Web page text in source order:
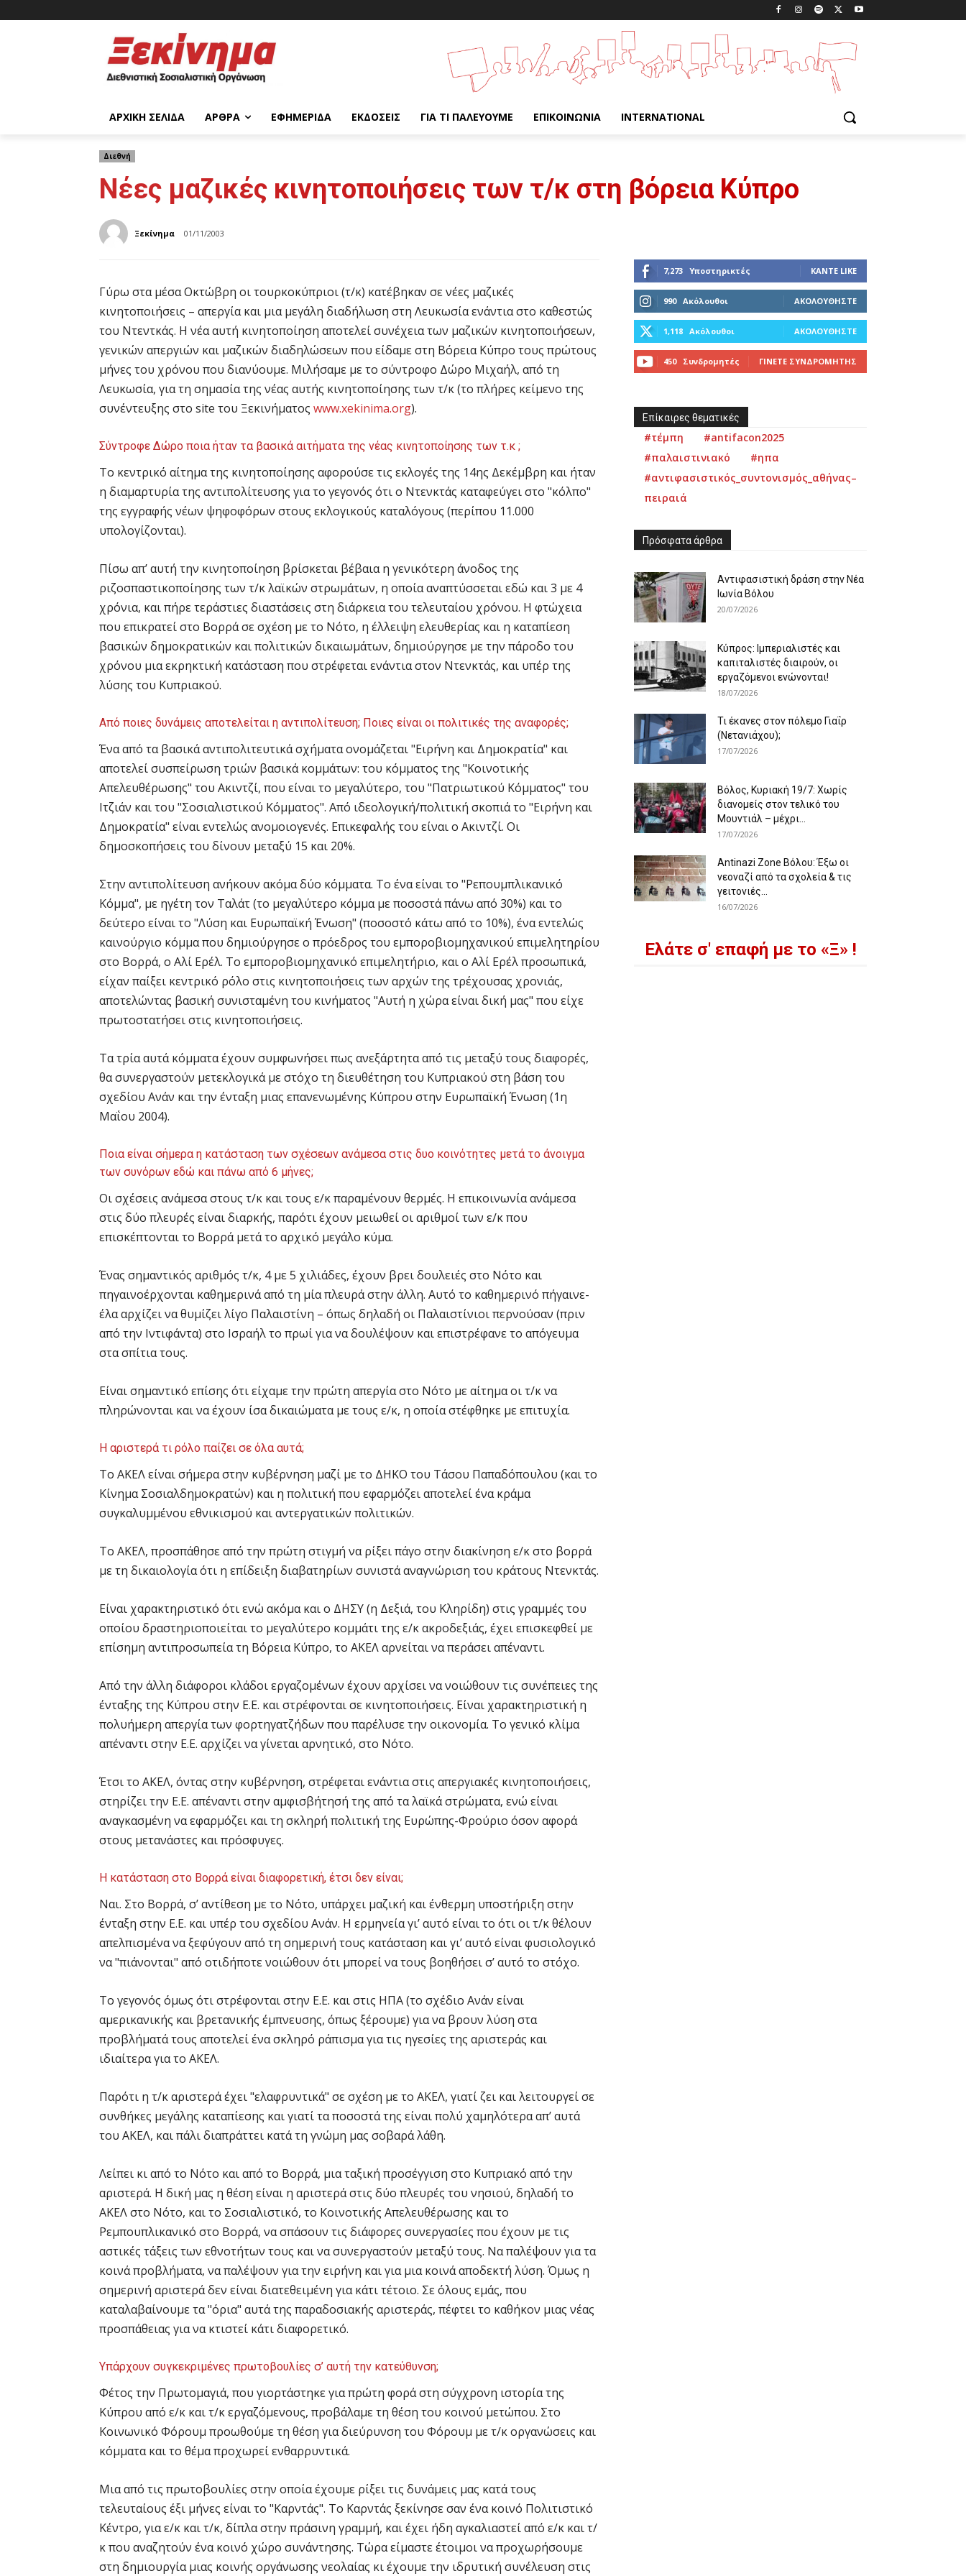
ΑΡΧΙΚΉ ΣΕΛΊΔΑ ΆΡΘΡΑ ΕΦΗΜΕΡΊΔΑ ΕΚΔΌΣΕΙΣ ΓΙΑ ΤΙ ΠΑΛΕΎΟΥΜΕ ΕΠΙΚΟΙΝΩΝΊΑ INTERNATIONAL
Διεθνή
Νέες μαζικές κινητοποιήσεις των τ/κ στη βόρεια Κύπρο
Ξεκίνημα 01/11/2003
Γύρω στα μέσα Οκτώβρη οι τουρκοκύπριοι (τ/κ) κατέβηκαν σε νέες μαζικές
κινητοποιήσεις – απεργία και μια μεγάλη διαδήλωση στη Λευκωσία ενάντια στο καθεστώς
του Ντεντκάς. Η νέα αυτή κινητοποίηση αποτελεί συνέχεια των μαζικών κινητοποιήσεων,
γενικών απεργιών και μαζικών διαδηλώσεων που είδαμε στη Βόρεια Κύπρο τους πρώτους
μήνες του χρόνου που διανύουμε. Μιλήσαμε με το σύντροφο Δώρο Μιχαήλ, από τη
Λευκωσία, για τη σημασία της νέας αυτής κινητοποίησης των τ/κ (το πλήρες κείμενο της
συνέντευξης στο site του Ξεκινήματος www.xekinima.org).
Σύντροφε Δώρο ποια ήταν τα βασικά αιτήματα της νέας κινητοποίησης των τ.κ ;
Το κεντρικό αίτημα της κινητοποίησης αφορούσε τις εκλογές της 14ης Δεκέμβρη και ήταν
η διαμαρτυρία της αντιπολίτευσης για το γεγονός ότι ο Ντενκτάς καταφεύγει στο "κόλπο"
της εγγραφής νέων ψηφοφόρων στους εκλογικούς καταλόγους (περίπου 11.000
υπολογίζονται).
Πίσω απ’ αυτή την κινητοποίηση βρίσκεται βέβαια η γενικότερη άνοδος της
ριζοσπαστικοποίησης των τ/κ λαϊκών στρωμάτων, η οποία αναπτύσσεται εδώ και 3 με 4
χρόνια, και πήρε τεράστιες διαστάσεις στη διάρκεια του τελευταίου χρόνου. Η φτώχεια
που επικρατεί στο Βορρά σε σχέση με το Νότο, η έλλειψη ελευθερίας και η καταπίεση
βασικών δημοκρατικών και πολιτικών δικαιωμάτων, δημιούργησε με την πάροδο του
χρόνου μια εκρηκτική κατάσταση που στρέφεται ενάντια στον Ντενκτάς, και υπέρ της
λύσης του Κυπριακού.
Από ποιες δυνάμεις αποτελείται η αντιπολίτευση; Ποιες είναι οι πολιτικές της αναφορές;
Ένα από τα βασικά αντιπολιτευτικά σχήματα ονομάζεται "Ειρήνη και Δημοκρατία" και
αποτελεί συσπείρωση τριών βασικά κομμάτων: του κόμματος της "Κοινοτικής
Απελευθέρωσης" του Ακιντζί, που είναι το μεγαλύτερο, του "Πατριωτικού Κόμματος" του
Iτζιάν και του "Σοσιαλιστικού Κόμματος". Από ιδεολογική/πολιτική σκοπιά το "Ειρήνη και
Δημοκρατία" είναι εντελώς ανομοιογενές. Επικεφαλής του είναι ο Ακιντζί. Oι
δημοσκοπήσεις του δίνουν μεταξύ 15 και 20%.
Στην αντιπολίτευση ανήκουν ακόμα δύο κόμματα. Το ένα είναι το "Ρεπουμπλικανικό
Κόμμα", με ηγέτη τον Ταλάτ (το μεγαλύτερο κόμμα με ποσοστά πάνω από 30%) και το
δεύτερο είναι το "Λύση και Ευρωπαϊκή Ένωση" (ποσοστό κάτω από το 10%), ένα εντελώς
καινούργιο κόμμα που δημιούργησε ο πρόεδρος του εμποροβιομηχανικού επιμελητηρίου
στο Βορρά, ο Αλί Ερέλ. Το εμποροβιομηχανικό επιμελητήριο, και ο Αλί Ερέλ προσωπικά,
είχαν παίξει κεντρικό ρόλο στις κινητοποιήσεις των αρχών της τρέχουσας χρονιάς,
αποτελώντας βασική συνισταμένη του κινήματος "Αυτή η χώρα είναι δική μας" που είχε
πρωτοστατήσει στις κινητοποιήσεις.
Τα τρία αυτά κόμματα έχουν συμφωνήσει πως ανεξάρτητα από τις μεταξύ τους διαφορές,
θα συνεργαστούν μετεκλογικά με στόχο τη διευθέτηση του Kυπριακού στη βάση του
σχεδίου Aνάν και την ένταξη μιας επανενωμένης Kύπρου στην Eυρωπαϊκή Ένωση (1η
Mαΐου 2004).
Ποια είναι σήμερα η κατάσταση των σχέσεων ανάμεσα στις δυο κοινότητες μετά το άνοιγμα
των συνόρων εδώ και πάνω από 6 μήνες;
Οι σχέσεις ανάμεσα στους τ/κ και τους ε/κ παραμένουν θερμές. Η επικοινωνία ανάμεσα
στις δύο πλευρές είναι διαρκής, παρότι έχουν μειωθεί οι αριθμοί των ε/κ που
επισκέπτονται το Βορρά μετά το αρχικό μεγάλο κύμα.
Ένας σημαντικός αριθμός τ/κ, 4 με 5 χιλιάδες, έχουν βρει δουλειές στο Νότο και
πηγαινοέρχονται καθημερινά από τη μία πλευρά στην άλλη. Αυτό το καθημερινό πήγαινε-
έλα αρχίζει να θυμίζει λίγο Παλαιστίνη – όπως δηλαδή οι Παλαιστίνιοι περνούσαν (πριν
από την Ιντιφάντα) στο Ισραήλ το πρωί για να δουλέψουν και επιστρέφανε το απόγευμα
στα σπίτια τους.
Είναι σημαντικό επίσης ότι είχαμε την πρώτη απεργία στο Νότο με αίτημα οι τ/κ να
πληρώνονται και να έχουν ίσα δικαιώματα με τους ε/κ, η οποία στέφθηκε με επιτυχία.
Η αριστερά τι ρόλο παίζει σε όλα αυτά;
Το ΑΚΕΛ είναι σήμερα στην κυβέρνηση μαζί με το ΔΗΚΟ του Τάσου Παπαδόπουλου (και το
Κίνημα Σοσιαλδημοκρατών) και η πολιτική που εφαρμόζει αποτελεί ένα κράμα
συγκαλυμμένου εθνικισμού και αντεργατικών πολιτικών.
Το ΑΚΕΛ, προσπάθησε από την πρώτη στιγμή να ρίξει πάγο στην διακίνηση ε/κ στο βορρά
με τη δικαιολογία ότι η επίδειξη διαβατηρίων συνιστά αναγνώριση του κράτους Nτενκτάς.
Είναι χαρακτηριστικό ότι ενώ ακόμα και ο ΔΗΣΥ (η Δεξιά, του Κληρίδη) στις γραμμές του
οποίου δραστηριοποιείται το μεγαλύτερο κομμάτι της ε/κ ακροδεξιάς, έχει επισκεφθεί με
επίσημη αντιπροσωπεία τη Βόρεια Κύπρο, το ΑΚΕΛ αρνείται να περάσει απέναντι.
Από την άλλη διάφοροι κλάδοι εργαζομένων έχουν αρχίσει να νοιώθουν τις συνέπειες της
ένταξης της Κύπρου στην Ε.Ε. και στρέφονται σε κινητοποιήσεις. Είναι χαρακτηριστική η
πολυήμερη απεργία των φορτηγατζήδων που παρέλυσε την οικονομία. Το γενικό κλίμα
απέναντι στην Ε.Ε. αρχίζει να γίνεται αρνητικό, στο Νότο.
Έτσι το ΑΚΕΛ, όντας στην κυβέρνηση, στρέφεται ενάντια στις απεργιακές κινητοποιήσεις,
στηρίζει την Ε.Ε. απέναντι στην αμφισβήτησή της από τα λαϊκά στρώματα, ενώ είναι
αναγκασμένη να εφαρμόζει και τη σκληρή πολιτική της Eυρώπης-Φρούριο όσον αφορά
στους μετανάστες και πρόσφυγες.
Η κατάσταση στο Βορρά είναι διαφορετική, έτσι δεν είναι;
Ναι. Στο Βορρά, σ’ αντίθεση με το Νότο, υπάρχει μαζική και ένθερμη υποστήριξη στην
ένταξη στην Ε.Ε. και υπέρ του σχεδίου Ανάν. Η ερμηνεία γι’ αυτό είναι το ότι οι τ/κ θέλουν
απελπισμένα να ξεφύγουν από τη σημερινή τους κατάσταση και γι’ αυτό είναι φυσιολογικό
να "πιάνονται" από οτιδήποτε νοιώθουν ότι μπορεί να τους βοηθήσει σ’ αυτό το στόχο.
Το γεγονός όμως ότι στρέφονται στην Ε.Ε. και στις ΗΠΑ (το σχέδιο Ανάν είναι
αμερικανικής και βρετανικής έμπνευσης, όπως ξέρουμε) για να βρουν λύση στα
προβλήματά τους αποτελεί ένα σκληρό ράπισμα για τις ηγεσίες της αριστεράς και
ιδιαίτερα για το ΑΚΕΛ.
Παρότι η τ/κ αριστερά έχει "ελαφρυντικά" σε σχέση με το ΑΚΕΛ, γιατί ζει και λειτουργεί σε
συνθήκες μεγάλης καταπίεσης και γιατί τα ποσοστά της είναι πολύ χαμηλότερα απ’ αυτά
του ΑΚΕΛ, και πάλι διαπράττει κατά τη γνώμη μας σοβαρά λάθη.
Λείπει κι από το Νότο και από το Βορρά, μια ταξική προσέγγιση στο Κυπριακό από την
αριστερά. Η δική μας η θέση είναι η αριστερά στις δύο πλευρές του νησιού, δηλαδή το
ΑΚΕΛ στο Νότο, και το Σοσιαλιστικό, το Κοινοτικής Απελευθέρωσης και το
Ρεμπουπλικανικό στο Βορρά, να σπάσουν τις διάφορες συνεργασίες που έχουν με τις
αστικές τάξεις των εθνοτήτων τους και να συνεργαστούν μεταξύ τους. Να παλέψουν για τα
κοινά προβλήματα, να παλέψουν για την ειρήνη και για μια κοινά αποδεκτή λύση. Όμως η
σημερινή αριστερά δεν είναι διατεθειμένη για κάτι τέτοιο. Σε όλους εμάς, που
καταλαβαίνουμε τα "όρια" αυτά της παραδοσιακής αριστεράς, πέφτει το καθήκον μιας νέας
προσπάθειας για να κτιστεί κάτι διαφορετικό.
Υπάρχουν συγκεκριμένες πρωτοβουλίες σ’ αυτή την κατεύθυνση;
Φέτος την Πρωτομαγιά, που γιορτάστηκε για πρώτη φορά στη σύγχρονη ιστορία της
Kύπρου από ε/κ και τ/κ εργαζόμενους, προβάλαμε τη θέση του κοινού μετώπου. Στο
Kοινωνικό Φόρουμ προωθούμε τη θέση για διεύρυνση του Φόρουμ με τ/κ οργανώσεις και
κόμματα και το θέμα προχωρεί ενθαρρυντικά.
Mια από τις πρωτοβουλίες στην οποία έχουμε ρίξει τις δυνάμεις μας κατά τους
τελευταίους έξι μήνες είναι το "Kαρντάς". Tο Kαρντάς ξεκίνησε σαν ένα κοινό Πολιτιστικό
Kέντρο, για ε/κ και τ/κ, δίπλα στην πράσινη γραμμή, και έχει ήδη αγκαλιαστεί από ε/κ και τ/
κ που αναζητούν ένα κοινό χώρο συνάντησης. Τώρα είμαστε έτοιμοι να προχωρήσουμε
στη δημιουργία μιας κοινής οργάνωσης νεολαίας κι έχουμε την ιδρυτική συνέλευση στις
7,273 Υποστηρικτές ΚΆΝΤΕ LIKE
990 Ακόλουθοι ΑΚΟΛΟΥΘΉΣΤΕ
1,118 Ακόλουθοι ΑΚΟΛΟΥΘΉΣΤΕ
450 Συνδρομητές ΓΊΝΕΤΕ ΣΥΝΔΡΟΜΗΤΉΣ
Επίκαιρες θεματικές
#τέμπη
#antifacon2025
#παλαιστινιακό
#ηπα
#αντιφασιστικός_συντονισμός_αθήνας–
πειραιά
Πρόσφατα άρθρα
Αντιφασιστική δράση στην Νέα
Ιωνία Βόλου
20/07/2026
Κύπρος: Ιμπεριαλιστές και
καπιταλιστές διαιρούν, οι
εργαζόμενοι ενώνονται!
18/07/2026
Τι έκανες στον πόλεμο Γιαΐρ
(Νετανιάχου);
17/07/2026
Βόλος, Κυριακή 19/7: Χωρίς
διανομείς στον τελικό του
Μουντιάλ – μέχρι...
17/07/2026
Antinazi Zone Βόλου: Έξω οι
νεοναζί από τα σχολεία & τις
γειτονιές...
16/07/2026
Ελάτε σ' επαφή με το «Ξ» !